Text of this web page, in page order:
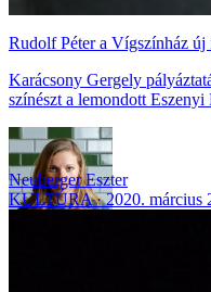
Rudolf Péter a Vígszínház új
Karácsony Gergely
színészt a lemondott
Neuberger Eszter
KULTÚRA
2020. március